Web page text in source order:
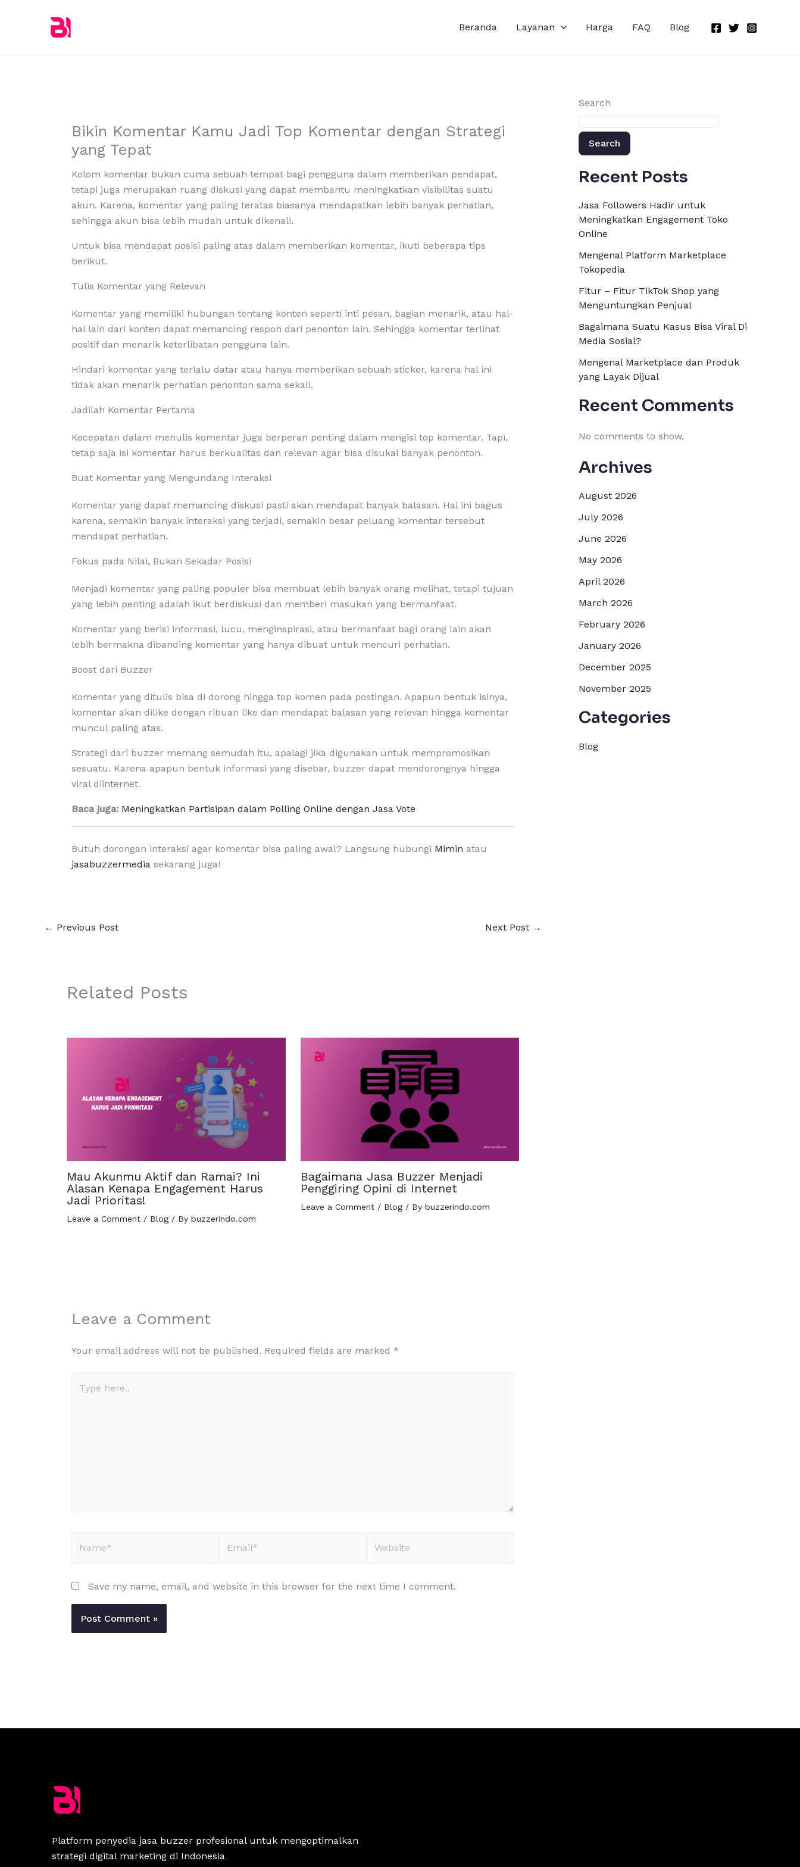
Beranda Layanan Harga FAQ Blog
Bikin Komentar Kamu Jadi Top Komentar dengan Strategi
yang Tepat
Kolom komentar bukan cuma sebuah tempat bagi pengguna dalam memberikan pendapat,
tetapi juga merupakan ruang diskusi yang dapat membantu meningkatkan visibilitas suatu
akun. Karena, komentar yang paling teratas biasanya mendapatkan lebih banyak perhatian,
sehingga akun bisa lebih mudah untuk dikenali.
Untuk bisa mendapat posisi paling atas dalam memberikan komentar, ikuti beberapa tips
berikut.
Tulis Komentar yang Relevan
Komentar yang memiliki hubungan tentang konten seperti inti pesan, bagian menarik, atau hal-
hal lain dari konten dapat memancing respon dari penonton lain. Sehingga komentar terlihat
positif dan menarik keterlibatan pengguna lain.
Hindari komentar yang terlalu datar atau hanya memberikan sebuah sticker, karena hal ini
tidak akan menarik perhatian penonton sama sekali.
Jadilah Komentar Pertama
Kecepatan dalam menulis komentar juga berperan penting dalam mengisi top komentar. Tapi,
tetap saja isi komentar harus berkualitas dan relevan agar bisa disukai banyak penonton.
Buat Komentar yang Mengundang Interaksi
Komentar yang dapat memancing diskusi pasti akan mendapat banyak balasan. Hal ini bagus
karena, semakin banyak interaksi yang terjadi, semakin besar peluang komentar tersebut
mendapat perhatian.
Fokus pada Nilai, Bukan Sekadar Posisi
Menjadi komentar yang paling populer bisa membuat lebih banyak orang melihat, tetapi tujuan
yang lebih penting adalah ikut berdiskusi dan memberi masukan yang bermanfaat.
Komentar yang berisi informasi, lucu, menginspirasi, atau bermanfaat bagi orang lain akan
lebih bermakna dibanding komentar yang hanya dibuat untuk mencuri perhatian.
Boost dari Buzzer
Komentar yang ditulis bisa di dorong hingga top komen pada postingan. Apapun bentuk isinya,
komentar akan dilike dengan ribuan like dan mendapat balasan yang relevan hingga komentar
muncul paling atas.
Strategi dari buzzer memang semudah itu, apalagi jika digunakan untuk mempromosikan
sesuatu. Karena apapun bentuk informasi yang disebar, buzzer dapat mendorongnya hingga
viral diinternet.
Baca juga: Meningkatkan Partisipan dalam Polling Online dengan Jasa Vote
Butuh dorongan interaksi agar komentar bisa paling awal? Langsung hubungi Mimin atau
jasabuzzermedia sekarang juga!
← Previous Post Next Post →
Related Posts
Mau Akunmu Aktif dan Ramai? Ini
Alasan Kenapa Engagement Harus
Jadi Prioritas!
Leave a Comment / Blog / By buzzerindo.com
Bagaimana Jasa Buzzer Menjadi
Penggiring Opini di Internet
Leave a Comment / Blog/ By buzzerindo.com
Leave a Comment
Your email address will not be published. Required fields are marked *
here..
Save my name, email, and website in this browser for the next time I comment.
Search
Search
Recent Posts
Jasa Followers Hadir untuk
Meningkatkan Engagement Toko
Online
Mengenal Platform Marketplace
Tokopedia
Fitur – Fitur TikTok Shop yang
Menguntungkan Penjual
Bagaimana Suatu Kasus Bisa Viral Di
Media Sosial?
Mengenal Marketplace dan Produk
yang Layak Dijual
Recent Comments
No comments to show.
Archives
August 2026
July 2026
June 2026
May 2026
April 2026
March 2026
February 2026
January 2026
December 2025
November 2025
Categories
Blog
Platform penyedia jasa buzzer profesional untuk mengoptimalkan
strategi digital marketing di Indonesia